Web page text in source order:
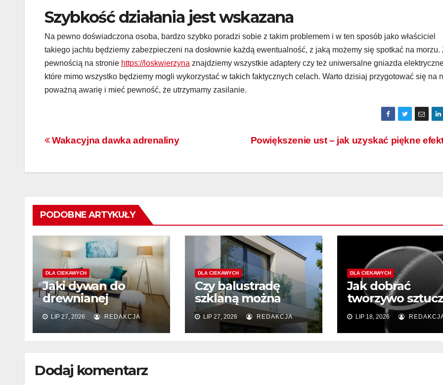
Szybkość działania jest wskazana
Na pewno doświadczona osoba, bardzo szybko poradzi sobie z takim problemem i w ten sposób jako właściciel
takiego jachtu będziemy zabezpieczeni na dosłownie każdą ewentualność, z jaką możemy się spotkać na morzu.
pewnością na stronie https://loskwierzyna znajdziemy wszystkie adaptery czy też uniwersalne gniazda
które mimo wszystko będziemy mogli wykorzystać w takich faktycznych celach. Warto dzisiaj przygotować się na
poważną awarię i mieć pewność, że utrzymamy zasilanie.
Nawigacja
Powiększenie ust – jak uzyskać piękne
Wakacyjna dawka adrenaliny
PODOBNE ARTYKUŁY
DLA CIEKAWYCH
Jaki dywan do
drewnianej
podłogi? Kolor,
wzór i materiał
LIP 27, 2026 REDAKCJA
DLA CIEKAWYCH
Czy balustradę
szklaną można
zamontować po
wykonaniu
elewacji?
LIP 27, 2026 REDAKCJA
DLA CIEKAWYCH
Jak dobrać
tworzywo
do projektu
budowlanego
reklamowego?
LIP 18, 2026
Dodaj komentarz
INWESTYCJE
Kserokopiarki
Canon –
centrum
INWESTYCJE